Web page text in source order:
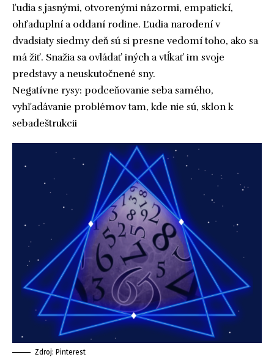
ľudia s jasnými, otvorenými názormi, empatickí,
ohľaduplní a oddaní rodine. Ľudia narodení v
dvadsiaty siedmy deň sú si presne vedomí toho, ako sa
má žiť. Snažia sa ovládať iných a vtĺkať im svoje
predstavy a neuskutočnené sny.
Negatívne rysy: podceňovanie seba samého,
vyhľadávanie problémov tam, kde nie sú, sklon k
sebadeštrukcii
Zdroj: Pinterest